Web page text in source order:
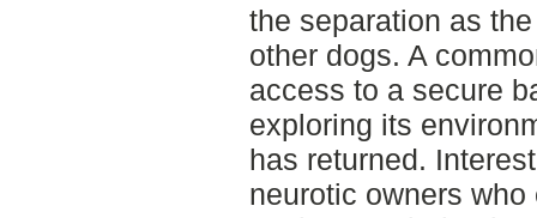
the separation as
other dogs. A
access to a secure
exploring its
has returned.
neurotic owners